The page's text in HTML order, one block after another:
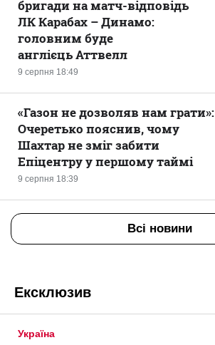
9 серпня 18:49
бригади на матч-відповідь
ЛК Карабах – Динамо:
головним буде
англієць Аттвелл
9 серпня 18:39
«Газон не дозволяв нам грати»:
Очеретько пояснив, чому
Шахтар не зміг забити
Епіцентру у першому таймі
Всі новини
Ексклюзив
Україна